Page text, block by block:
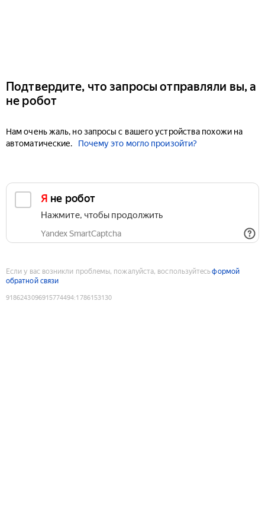
Подтвердите, что запросы отправляли вы, а
не робот
Нам очень жаль, но запросы с вашего устройства похожи на
автоматические.
Почему это могло произойти?
Я не робот
Нажмите, чтобы продолжить
Yandex SmartCaptcha
Если у вас возникли проблемы, пожалуйста, воспользуйтесьформой
обратной связи
9186243096915774494:1786153130